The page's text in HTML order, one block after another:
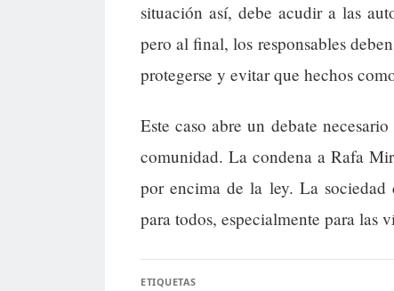
situación así, debe acudir a las
pero al final, los responsables
protegerse y evitar que hechos
Este caso abre un debate
comunidad. La condena a Rafa
por encima de la ley. La sociedad
para todos, especialmente para las
ETIQUETAS